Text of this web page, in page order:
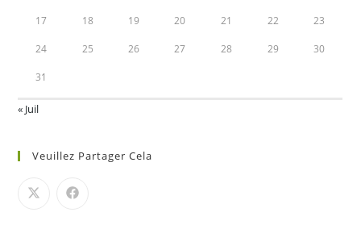
17 18 19 20 21 22 23
24 25 26 27 28 29 30
31
« Juil
Veuillez Partager Cela